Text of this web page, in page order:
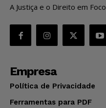
A Justiça e o Direito em Foco
Empresa
Política de Privacidade
Ferramentas para PDF